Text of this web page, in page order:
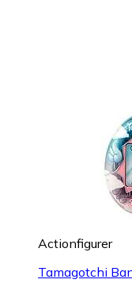
Actionfigurer
Tamagotchi